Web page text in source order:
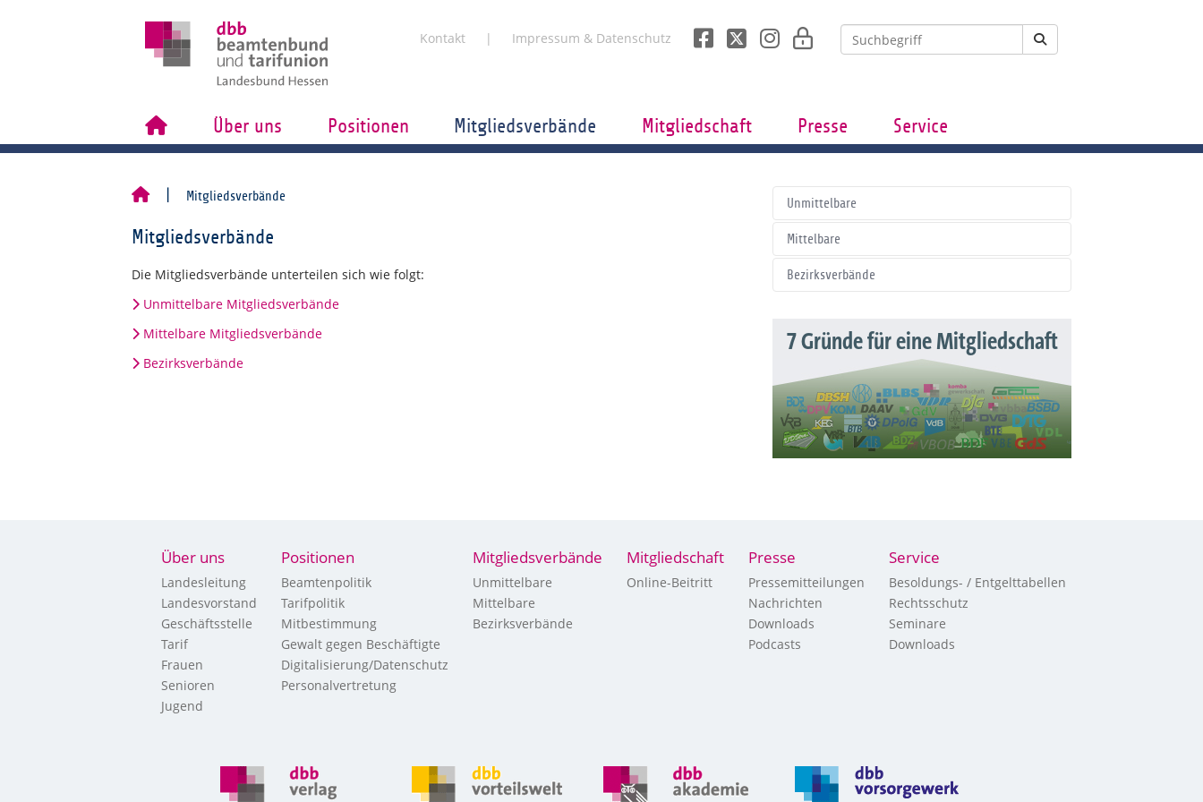
Kontakt Impressum & Datenschutz
Über uns Positionen Mitgliedsverbände Mitgliedschaft Presse Service
Mitgliedsverbände
Mitgliedsverbände
Die Mitgliedsverbände unterteilen sich wie folgt:
Unmittelbare Mitgliedsverbände
Mittelbare Mitgliedsverbände
Bezirksverbände
Unmittelbare
Mittelbare
Bezirksverbände
7 Gründe für eine Mitgliedschaft
Über uns
Landesleitung
Landesvorstand
Geschäftsstelle
Tarif
Frauen
Senioren
Jugend
Positionen
Beamtenpolitik
Tarifpolitik
Mitbestimmung
Gewalt gegen Beschäftigte
Digitalisierung/Datenschutz
Personalvertretung
Mitgliedsverbände
Unmittelbare
Mittelbare
Bezirksverbände
Mitgliedschaft
Online-Beitritt
Presse
Pressemitteilungen
Nachrichten
Downloads
Podcasts
Service
Besoldungs- / Entgelttabellen
Rechtsschutz
Seminare
Downloads